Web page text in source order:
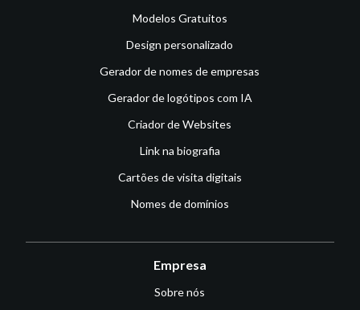
Modelos Gratuitos
Design personalizado
Gerador de nomes de empresas
Gerador de logótipos com IA
Criador de Websites
Link na biografia
Cartões de visita digitais
Nomes de domínios
Empresa
Sobre nós